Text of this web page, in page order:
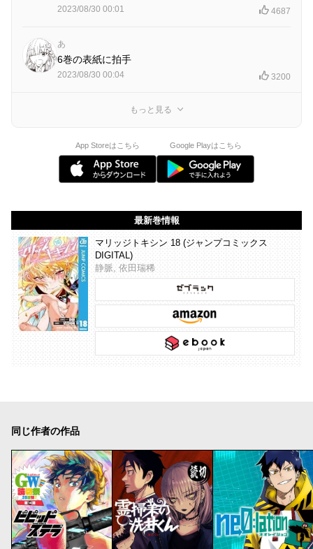
2023/08/30 00:01 4687
あ
6巻の表紙に拍手
2023/08/30 00:04 3200
もっと見る
App Storeはこちら Google Playはこちら
最新巻情報
マリッジトキシン 18 (ジャンプコミックス
DIGITAL)
静脈, 依田瑞稀
同じ作者の作品